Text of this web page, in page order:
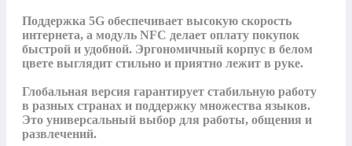
Поддержка 5G обеспечивает высокую скорость
интернета, а модуль NFC делает оплату покупок
быстрой и удобной. Эргономичный корпус в белом
цвете выглядит стильно и приятно лежит в руке.
Глобальная версия гарантирует стабильную работу
в разных странах и поддержку множества языков.
Это универсальный выбор для работы, общения и
развлечений.